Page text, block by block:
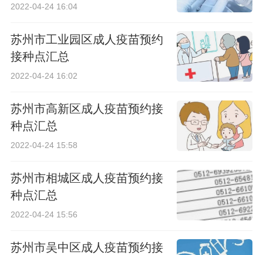
2022-04-24 16:04
苏州市工业园区成人疫苗预约
接种点汇总
2022-04-24 16:02
苏州市高新区成人疫苗预约接
种点汇总
2022-04-24 15:58
苏州市相城区成人疫苗预约接
种点汇总
2022-04-24 15:56
苏州市吴中区成人疫苗预约接